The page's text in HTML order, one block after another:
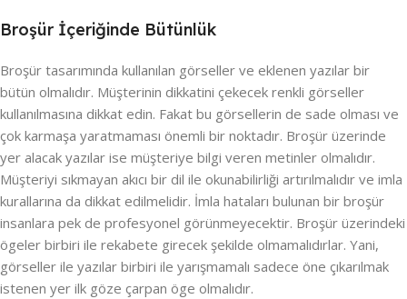
Broşür İçeriğinde Bütünlük
Broşür tasarımında kullanılan görseller ve eklenen yazılar bir
bütün olmalıdır. Müşterinin dikkatini çekecek renkli görseller
kullanılmasına dikkat edin. Fakat bu görsellerin de sade olması ve
çok karmaşa yaratmaması önemli bir noktadır. Broşür üzerinde
yer alacak yazılar ise müşteriye bilgi veren metinler olmalıdır.
Müşteriyi sıkmayan akıcı bir dil ile okunabilirliği artırılmalıdır ve imla
kurallarına da dikkat edilmelidir. İmla hataları bulunan bir broşür
insanlara pek de profesyonel görünmeyecektir. Broşür üzerindeki
ögeler birbiri ile rekabete girecek şekilde olmamalıdırlar. Yani,
görseller ile yazılar birbiri ile yarışmamalı sadece öne çıkarılmak
istenen yer ilk göze çarpan öge olmalıdır.